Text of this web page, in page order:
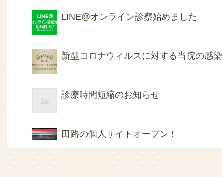
LINE@オンライン診察始めました
新型コロナウィルスに対する当院の感
診療時間短縮のお知らせ
田路の個人サイトオープン！